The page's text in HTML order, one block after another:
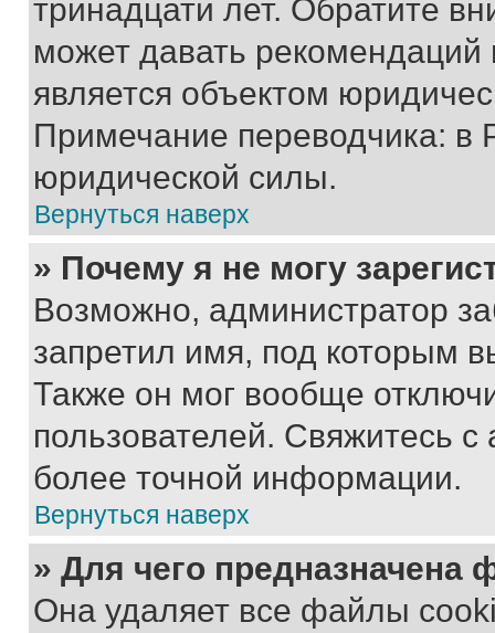
тринадцати лет. Обратите
может давать
является объектом
Примечание переводчика: в
юридической силы.
Вернуться наверх
» Почему я не могу
Возможно, администратор
запретил имя, под которым
Также он мог вообще
пользователей. Свяжитесь
более точной информации.
Вернуться наверх
» Для чего предназначена
Она удаляет все файлы